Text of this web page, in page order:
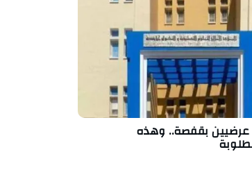
عرضيين بقفصة.. وهذه